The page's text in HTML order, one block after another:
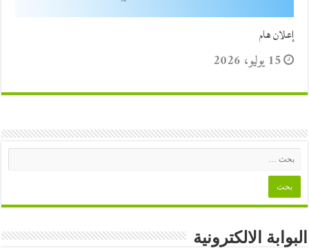
إعلان هام
15 يوليو، 2026
البوابة الالكترونية